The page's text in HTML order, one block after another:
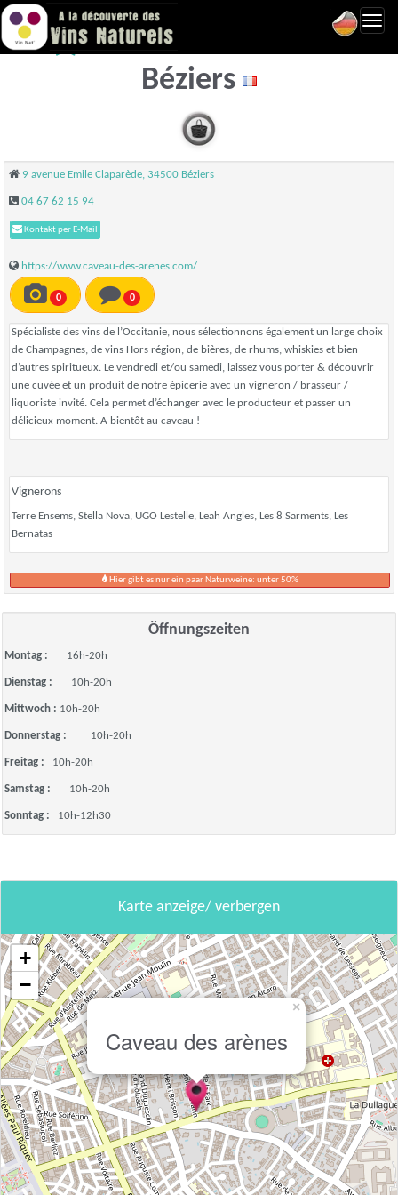
Caveau des arènes -
Béziers
9 avenue Emile Claparède, 34500 Béziers
04 67 62 15 94
Kontakt per E-Mail
https://www.caveau-des-arenes.com/
0 0
Spécialiste des vins de l’Occitanie, nous sélectionnons également un large choix
de Champagnes, de vins Hors région, de bières, de rhums, whiskies et bien
d’autres spiritueux. Le vendredi et/ou samedi, laissez vous porter & découvrir
une cuvée et un produit de notre épicerie avec un vigneron / brasseur /
liquoriste invité. Cela permet d’échanger avec le producteur et passer un
délicieux moment. A bientôt au caveau !
Vignerons
Terre Ensems, Stella Nova, UGO Lestelle, Leah Angles, Les 8 Sarments, Les
Bernatas
Hier gibt es nur ein paar Naturweine: unter 50%
Öffnungszeiten
Montag : 16h-20h
Dienstag : 10h-20h
Mittwoch : 10h-20h
Donnerstag : 10h-20h
Freitag : 10h-20h
Samstag : 10h-20h
Sonntag : 10h-12h30
Karte anzeige/ verbergen
Caveau des arènes
×
+
−